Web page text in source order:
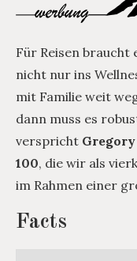
Für Reisen braucht
nicht nur ins
mit Familie weit
dann muss es
verspricht Gregory
100, die wir als
im Rahmen einer
Facts